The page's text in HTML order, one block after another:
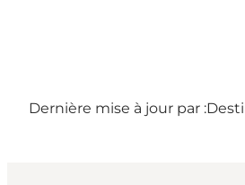
Dernière mise à jour par :